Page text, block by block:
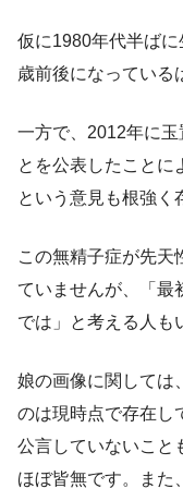
仮に1980年代半ば
歳前後になっている
一方で、2012年に
とを公表したことに
という意見も根強く
この無精子症が先天
ていませんが、「最
では」と考える人も
娘の画像に関しては
のは現時点で存在し
公言していないこと
ほぼ皆無です。また